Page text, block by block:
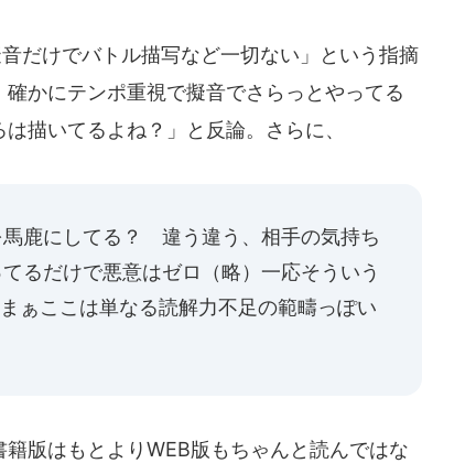
だけでバトル描写など一切ない」という指摘
かにテンポ重視で擬音でさらっとやってる
描いてるよね？」と反論。さらに、
馬鹿にしてる？ 違う違う、相手の気持ち
るだけで悪意はゼロ（略）一応そういう
ぁここは単なる読解力不足の範疇っぽい
版はもとよりWEB版もちゃんと読んではな